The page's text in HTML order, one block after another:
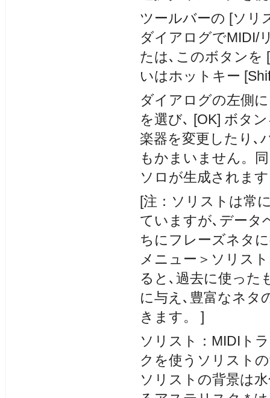
ツールバーの [ソリ
ダイアログでMIDI/
たは､このボタンを
いはホットキー
ダイアログの左側
を選び､ [OK] ボタ
楽器を変更したり､
もかまいません。
ソロが生成されま
[注：ソリストは常
ていますが､データ
ちにフレーズネタ
メニュー＞ソリス
ると､過去に使った
に与え､豊富なネタ
きます。 ]
ソリスト：MIDIト
クを使うソリスト
ソリストの背景は